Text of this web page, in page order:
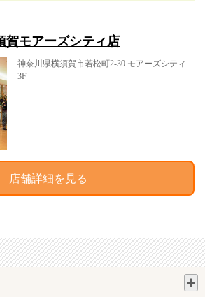
賀モアーズシティ店
神奈川県横須賀市若松町2-30 モアーズシティ
3F
店舗詳細を見る